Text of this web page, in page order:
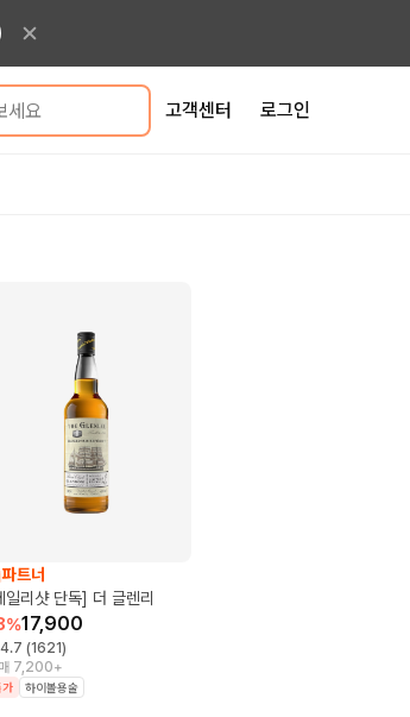
세요 고객센터 로그인
파트너
일리샷 단독] 더 글렌리
%17,900
4.7 (1621)
7,200+
가 하이볼용술